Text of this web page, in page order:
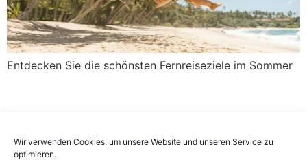
Wir verwenden Cookies, um unsere Website und unseren Service zu
optimieren.
Entdecken Sie die schönsten Fernreiseziele im Sommer